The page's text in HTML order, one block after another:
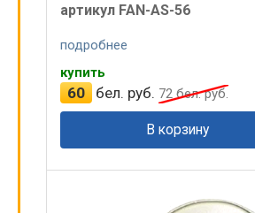
артикул FAN-AS-56
подробнее
купить
60 бел. руб. 72 бел. руб.
В корзину